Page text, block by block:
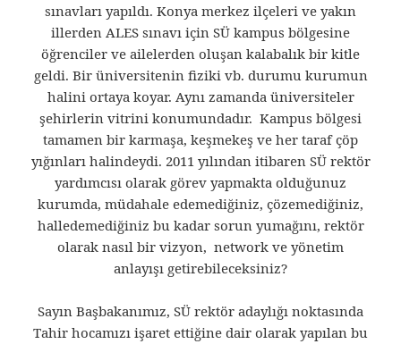
sınavları yapıldı. Konya merkez ilçeleri ve yakın
illerden ALES sınavı için SÜ kampus bölgesine
öğrenciler ve ailelerden oluşan kalabalık bir kitle
geldi. Bir üniversitenin fiziki vb. durumu kurumun
halini ortaya koyar. Aynı zamanda üniversiteler
şehirlerin vitrini konumundadır. Kampus bölgesi
tamamen bir karmaşa, keşmekeş ve her taraf çöp
yığınları halindeydi. 2011 yılından itibaren SÜ rektör
yardımcısı olarak görev yapmakta olduğunuz
kurumda, müdahale edemediğiniz, çözemediğiniz,
halledemediğiniz bu kadar sorun yumağını, rektör
olarak nasıl bir vizyon, network ve yönetim
anlayışı getirebileceksiniz?
Sayın Başbakanımız, SÜ rektör adaylığı noktasında
Tahir hocamızı işaret ettiğine dair olarak yapılan bu